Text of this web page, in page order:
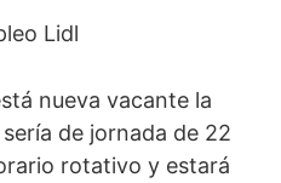
nueva vacante la
sería de jornada de 22
rotativo y estará